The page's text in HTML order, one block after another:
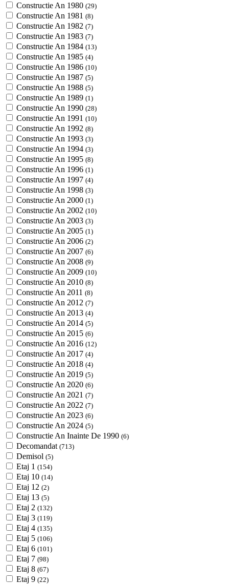
Constructie An 1980 (29)
Constructie An 1981 (8)
Constructie An 1982 (7)
Constructie An 1983 (7)
Constructie An 1984 (13)
Constructie An 1985 (4)
Constructie An 1986 (10)
Constructie An 1987 (5)
Constructie An 1988 (5)
Constructie An 1989 (1)
Constructie An 1990 (28)
Constructie An 1991 (10)
Constructie An 1992 (8)
Constructie An 1993 (3)
Constructie An 1994 (3)
Constructie An 1995 (8)
Constructie An 1996 (1)
Constructie An 1997 (4)
Constructie An 1998 (3)
Constructie An 2000 (1)
Constructie An 2002 (10)
Constructie An 2003 (3)
Constructie An 2005 (1)
Constructie An 2006 (2)
Constructie An 2007 (6)
Constructie An 2008 (9)
Constructie An 2009 (10)
Constructie An 2010 (8)
Constructie An 2011 (8)
Constructie An 2012 (7)
Constructie An 2013 (4)
Constructie An 2014 (5)
Constructie An 2015 (6)
Constructie An 2016 (12)
Constructie An 2017 (4)
Constructie An 2018 (4)
Constructie An 2019 (5)
Constructie An 2020 (6)
Constructie An 2021 (7)
Constructie An 2022 (7)
Constructie An 2023 (6)
Constructie An 2024 (5)
Constructie An Inainte De 1990 (6)
Decomandat (713)
Demisol (5)
Etaj 1 (154)
Etaj 10 (14)
Etaj 12 (2)
Etaj 13 (5)
Etaj 2 (132)
Etaj 3 (119)
Etaj 4 (135)
Etaj 5 (106)
Etaj 6 (101)
Etaj 7 (98)
Etaj 8 (67)
Etaj 9 (22)